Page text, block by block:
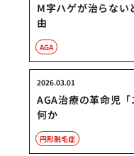
M字ハゲが治らない
由
AGA
AGA治療の革命児
何か
2026.03.01
円形脱毛症